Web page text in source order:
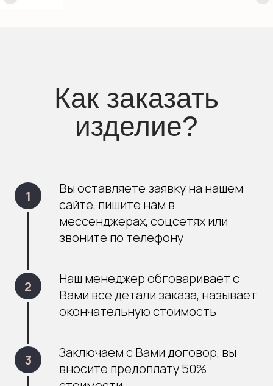
Как заказать
изделие?
Вы оставляете заявку на нашем
сайте, пишите нам в
мессенджерах, соцсетях или
звоните по телефону
Наш менеджер обговаривает с
Вами все детали заказа, называет
окончательную стоимость
Заключаем с Вами договор, вы
вносите предоплату 50%